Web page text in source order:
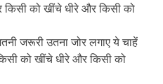
किसी को खींचे धीरे और किसी को
जरूरी उतना जोर लगाए ये चाहें
को खींचे धीरे और किसी को